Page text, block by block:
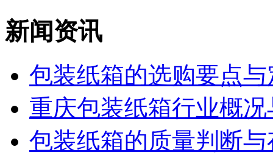
新闻资讯
包装纸箱的选购要点与
重庆包装纸箱行业概况
包装纸箱的质量判断与